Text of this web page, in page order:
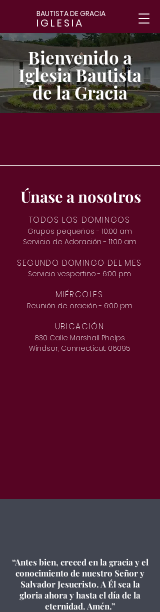
BAUTISTA DE GRACIA
IGLESIA
Bienvenido a
Iglesia Bautista
de la Gracia
Únase a nosotros
TODOS LOS DOMINGOS
Grupos pequeños - 10:00 am
Servicio de Adoración - 11:00 am
SEGUNDO DOMINGO DEL MES
Servicio vespertino - 6:00 pm
MIÉRCOLES
Reunión de oración - 6:00 pm
UBICACIÓN
830 Calle Marshall Phelps
Windsor, Connecticut. 06095
“Antes bien, creced en la gracia y el
conocimiento de nuestro Señor y
Salvador Jesucristo. A Él sea la
gloria ahora y hasta el día de la
eternidad. Amén.”